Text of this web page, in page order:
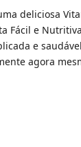
deliciosa
Fácil e
e
agora